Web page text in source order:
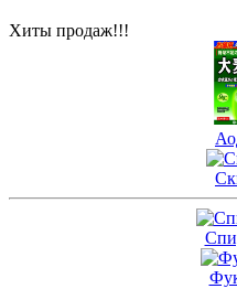
Хиты продаж!!!